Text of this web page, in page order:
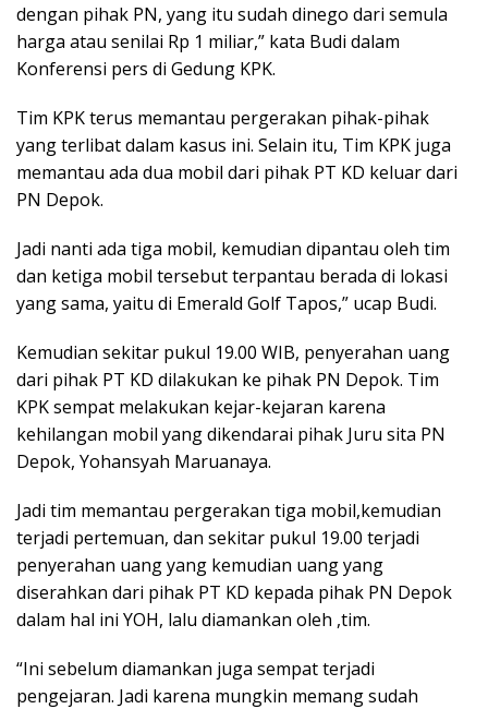
dengan pihak PN, yang itu sudah dinego dari semula
harga atau senilai Rp 1 miliar,” kata Budi dalam
Konferensi pers di Gedung KPK.
Tim KPK terus memantau pergerakan pihak-pihak
yang terlibat dalam kasus ini. Selain itu, Tim KPK juga
memantau ada dua mobil dari pihak PT KD keluar dari
PN Depok.
Jadi nanti ada tiga mobil, kemudian dipantau oleh tim
dan ketiga mobil tersebut terpantau berada di lokasi
yang sama, yaitu di Emerald Golf Tapos,” ucap Budi.
Kemudian sekitar pukul 19.00 WIB, penyerahan uang
dari pihak PT KD dilakukan ke pihak PN Depok. Tim
KPK sempat melakukan kejar-kejaran karena
kehilangan mobil yang dikendarai pihak Juru sita PN
Depok, Yohansyah Maruanaya.
Jadi tim memantau pergerakan tiga mobil,kemudian
terjadi pertemuan, dan sekitar pukul 19.00 terjadi
penyerahan uang yang kemudian uang yang
diserahkan dari pihak PT KD kepada pihak PN Depok
dalam hal ini YOH, lalu diamankan oleh ,tim.
“Ini sebelum diamankan juga sempat terjadi
pengejaran. Jadi karena mungkin memang sudah